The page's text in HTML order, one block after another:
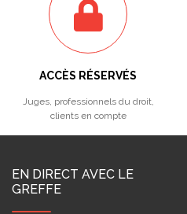
ACCÈS RÉSERVÉS
Juges, professionnels du droit,
clients en compte
EN DIRECT AVEC LE
GREFFE